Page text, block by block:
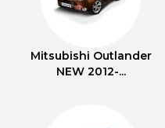
Mitsubishi Outlander
NEW 2012-...